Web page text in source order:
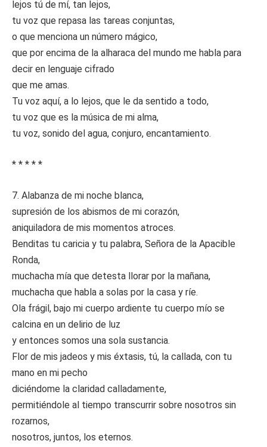
lejos tú de mí, tan lejos,
tu voz que repasa las tareas conjuntas,
o que menciona un número mágico,
que por encima de la alharaca del mundo me habla para
decir en lenguaje cifrado
que me amas.
Tu voz aquí, a lo lejos, que le da sentido a todo,
tu voz que es la música de mi alma,
tu voz, sonido del agua, conjuro, encantamiento.
* * * * *
7. Alabanza de mi noche blanca,
supresión de los abismos de mi corazón,
aniquiladora de mis momentos atroces.
Benditas tu caricia y tu palabra, Señora de la Apacible
Ronda,
muchacha mía que detesta llorar por la mañana,
muchacha que habla a solas por la casa y ríe.
Ola frágil, bajo mi cuerpo ardiente tu cuerpo mío se
calcina en un delirio de luz
y entonces somos una sola sustancia.
Flor de mis jadeos y mis éxtasis, tú, la callada, con tu
mano en mi pecho
diciéndome la claridad calladamente,
permitiéndole al tiempo transcurrir sobre nosotros sin
rozarnos,
nosotros, juntos, los eternos.